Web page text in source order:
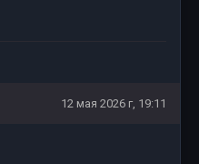
12 мая 2026 г, 19:11